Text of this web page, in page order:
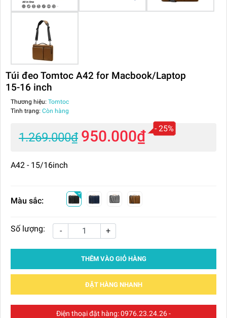
Túi đeo Tomtoc A42 for Macbook/Laptop
15-16 inch
Thương hiệu: Tomtoc
Tình trạng: Còn hàng
1.269.000₫ 950.000₫ - 25%
A42 - 15/16inch
Màu sắc:
Số lượng: - +
THÊM VÀO GIỎ HÀNG
ĐẶT HÀNG NHANH
Điện thoại đặt hàng:0976.23.24.26-